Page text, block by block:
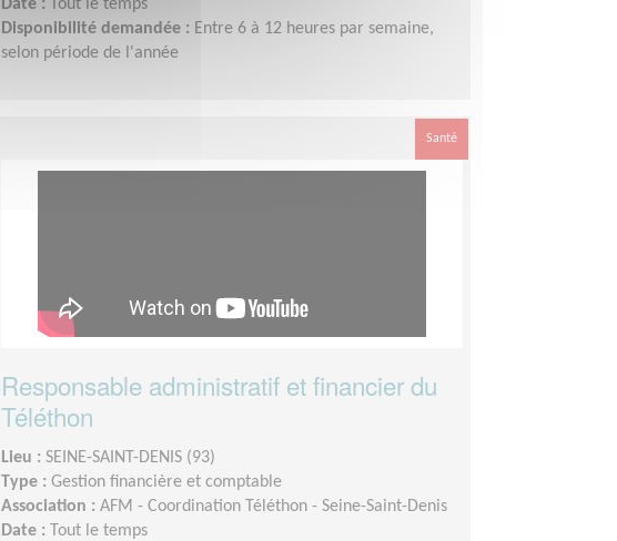
Date :
Tout le temps
Disponibilité demandée : Entre 6 à 12 heures par semaine,
selon période de l'année
Santé
Responsable administratif et financier du
Téléthon
Lieu : SEINE-SAINT-DENIS (93)
Type : Gestion financière et comptable
Association : AFM - Coordination Téléthon - Seine-Saint-Denis
Date :
Tout le temps